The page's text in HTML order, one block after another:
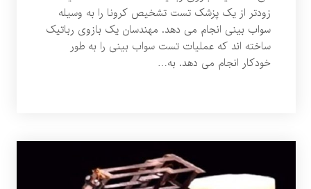
زودتر از یک پزشک تست تشخیص کرونا را به وسیله
سواب بینی انجام می دهد. مهندسان یک بازوی رباتیک
ساخته اند که عملیات تست سواب بینی را به طور
خودکار انجام می دهد. به…